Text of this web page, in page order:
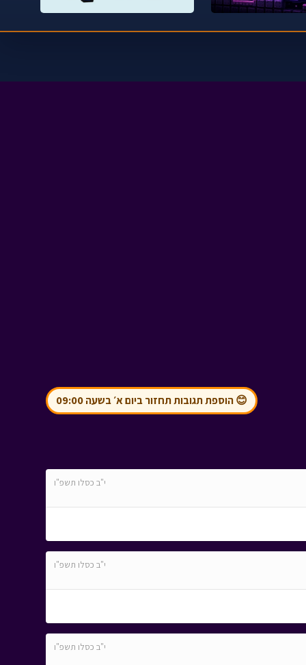
😊 הוספת תגובות תחזור ביום א׳ בשעה 09:00
י"ב כסלו תשפ"ו
י"ב כסלו תשפ"ו
י"ב כסלו תשפ"ו